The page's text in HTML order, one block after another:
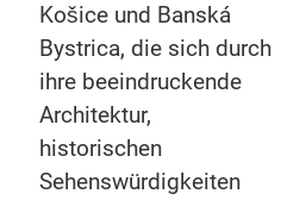
Košice und Banská
Bystrica, die sich durch
ihre beeindruckende
Architektur,
historischen
Sehenswürdigkeiten